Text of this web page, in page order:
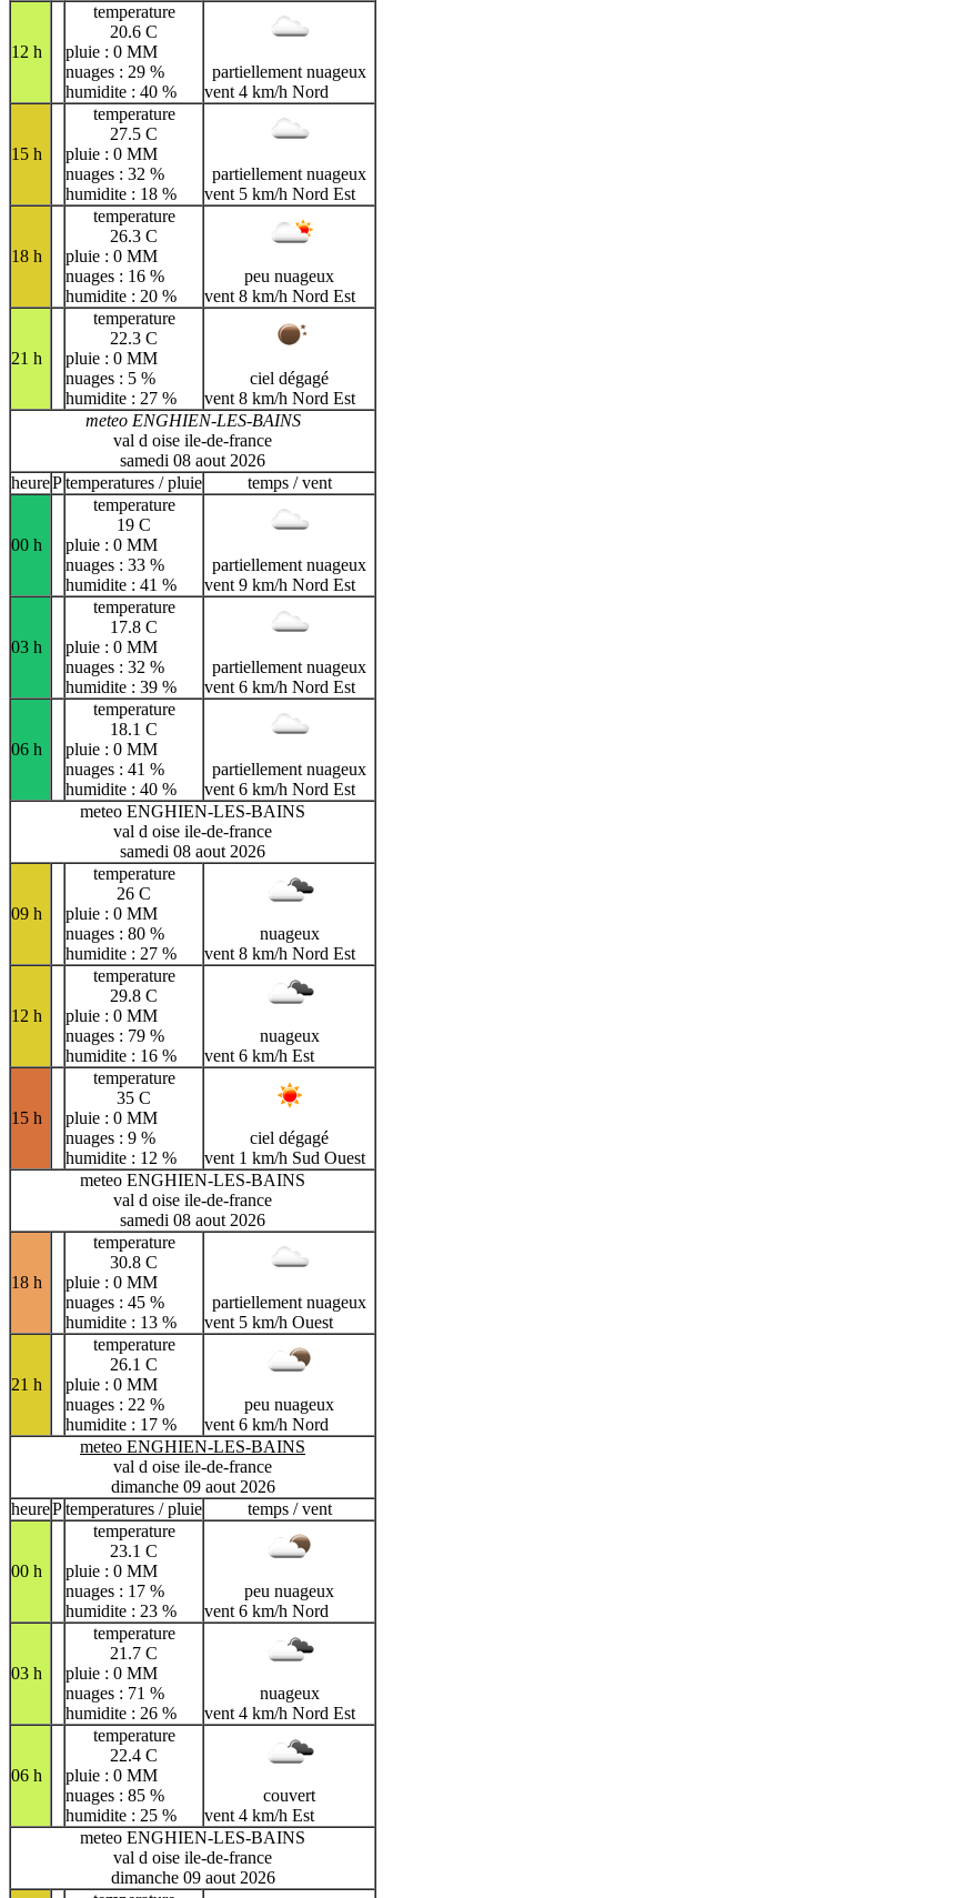
12 h
temperature
20.6 C
pluie : 0 MM
nuages : 29 %
humidite : 40 %
partiellement nuageux
vent 4 km/h Nord
15 h
temperature
27.5 C
pluie : 0 MM
nuages : 32 %
humidite : 18 %
partiellement nuageux
vent 5 km/h Nord Est
18 h
temperature
26.3 C
pluie : 0 MM
nuages : 16 %
humidite : 20 %
peu nuageux
vent 8 km/h Nord Est
21 h
temperature
22.3 C
pluie : 0 MM
nuages : 5 %
humidite : 27 %
ciel dégagé
vent 8 km/h Nord Est
meteo ENGHIEN-LES-BAINS
val d oise ile-de-france
samedi 08 aout 2026
heurePtemperatures / pluie temps / vent
00 h
temperature
19 C
pluie : 0 MM
nuages : 33 %
humidite : 41 %
partiellement nuageux
vent 9 km/h Nord Est
03 h
temperature
17.8 C
pluie : 0 MM
nuages : 32 %
humidite : 39 %
partiellement nuageux
vent 6 km/h Nord Est
06 h
temperature
18.1 C
pluie : 0 MM
nuages : 41 %
humidite : 40 %
partiellement nuageux
vent 6 km/h Nord Est
meteo ENGHIEN-LES-BAINS
val d oise ile-de-france
samedi 08 aout 2026
09 h
temperature
26 C
pluie : 0 MM
nuages : 80 %
humidite : 27 %
nuageux
vent 8 km/h Nord Est
12 h
temperature
29.8 C
pluie : 0 MM
nuages : 79 %
humidite : 16 %
nuageux
vent 6 km/h Est
15 h
temperature
35 C
pluie : 0 MM
nuages : 9 %
humidite : 12 %
ciel dégagé
vent 1 km/h Sud Ouest
meteo ENGHIEN-LES-BAINS
val d oise ile-de-france
samedi 08 aout 2026
18 h
temperature
30.8 C
pluie : 0 MM
nuages : 45 %
humidite : 13 %
partiellement nuageux
vent 5 km/h Ouest
21 h
temperature
26.1 C
pluie : 0 MM
nuages : 22 %
humidite : 17 %
peu nuageux
vent 6 km/h Nord
meteo ENGHIEN-LES-BAINS
val d oise ile-de-france
dimanche 09 aout 2026
heurePtemperatures / pluie temps / vent
00 h
temperature
23.1 C
pluie : 0 MM
nuages : 17 %
humidite : 23 %
peu nuageux
vent 6 km/h Nord
03 h
temperature
21.7 C
pluie : 0 MM
nuages : 71 %
humidite : 26 %
nuageux
vent 4 km/h Nord Est
06 h
temperature
22.4 C
pluie : 0 MM
nuages : 85 %
humidite : 25 %
couvert
vent 4 km/h Est
meteo ENGHIEN-LES-BAINS
val d oise ile-de-france
dimanche 09 aout 2026